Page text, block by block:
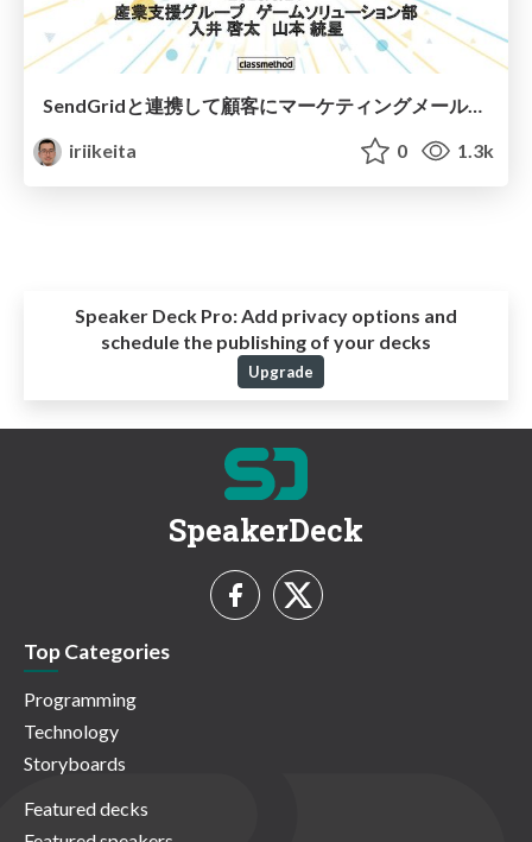
SendGridと連携して顧客にマーケティングメールを送るZendeskアプリを作ってみた
iriikeita
0 1.3k
Speaker Deck Pro:Add privacy options and
schedule the publishing of your decks
Upgrade
SpeakerDeck
Top Categories
Programming
Technology
Storyboards
Featured decks